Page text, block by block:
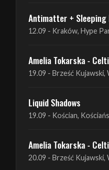
Amelia Tokarska -
19.09 - Brześć Kujawski,
Liquid Shadows
19.09 - Kościan,
Amelia Tokarska -
20.09 - Brześć Kujawski,
Red Sand
01.10 - Poznań, Klub